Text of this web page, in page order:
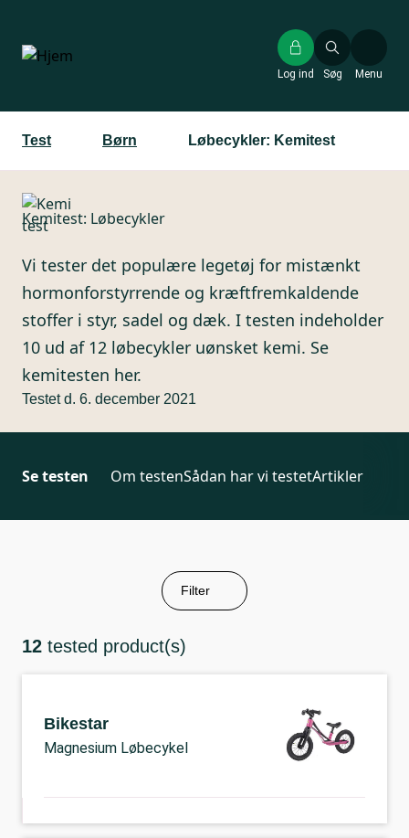
hovedindhold
Søg
Log ind Menu
Test Børn Løbecykler: Kemitest
Kemitest: Løbecykler
Vi tester det populære legetøj for mistænkt
hormonforstyrrende og kræftfremkaldende
stoffer i styr, sadel og dæk. I testen indeholder
10 ud af 12 løbecykler uønsket kemi. Se
kemitesten her.
Testet d. 6. december 2021
Se testen Om testenSådan har vi testetArtikler
Filter
12 tested product(s)
Bikestar
Magnesium Løbecykel